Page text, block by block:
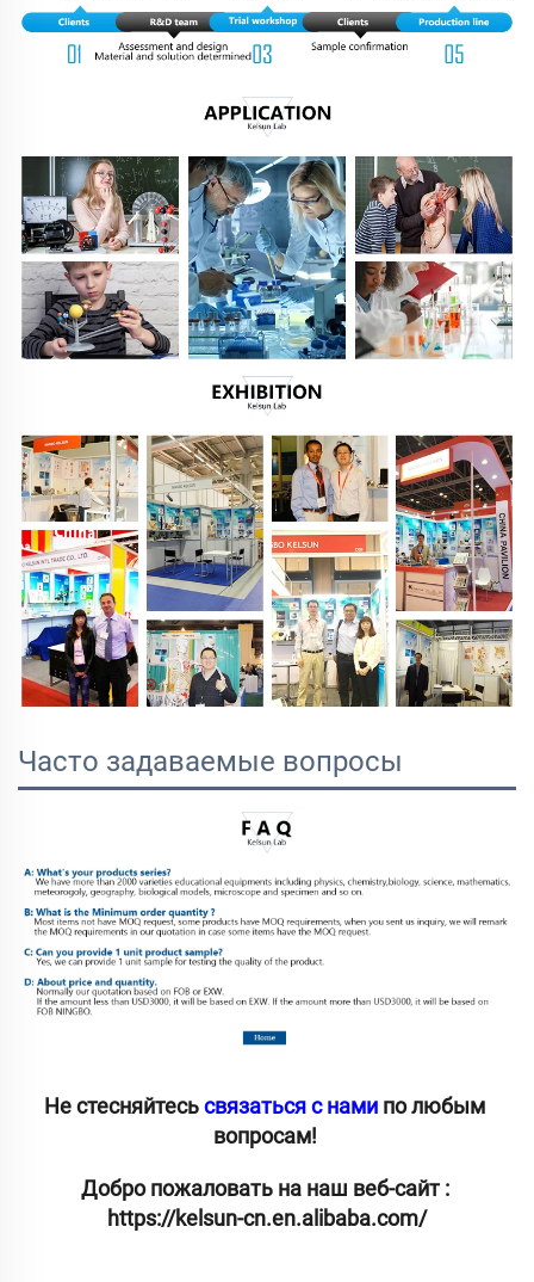
Часто задаваемые вопросы
Не стесняйтесь связаться с нами по любым
вопросам!
Добро пожаловать на наш веб-сайт :
https://kelsun-cn.en.alibaba.com/